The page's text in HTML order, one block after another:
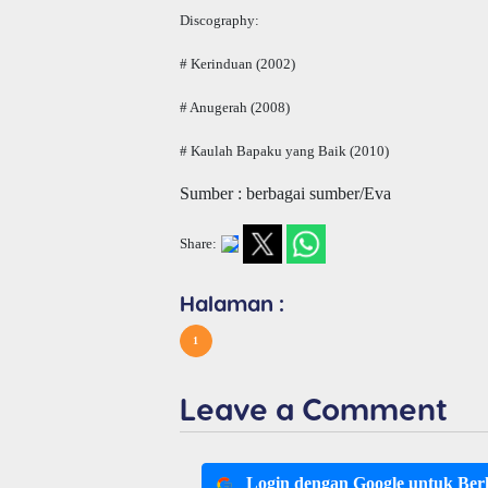
Discography:
# Kerinduan (2002)
# Anugerah (2008)
# Kaulah Bapaku yang Baik (2010)
Sumber : berbagai sumber/Eva
Share:
Halaman :
1
Leave a Comment
Login dengan Google untuk